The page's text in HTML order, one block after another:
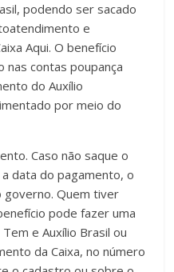
podendo ser sacado
e
Aqui. O benefício
contas poupança
do Auxílio
por meio do
Caso não saque o
data do pagamento, o
governo. Quem tiver
pode fazer uma
e Auxílio Brasil ou
da Caixa, no número